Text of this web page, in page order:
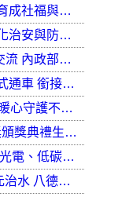
高架橋下的庇護餐廳 育成社福與建築師共創都市再生典範，打造最美的庇護工場
淡水守望相助訓練 強化治安與防衛韌性
智慧節能技術跨領域交流 內政部攜手產官學加速建築淨零轉型
臺南北外環聯絡道 正式通車 銜接樹谷園區 完善南科聯外路網
替代役役路相伴 15年暖心守護不停歇，攜手走出溫暖與希望
亞太BIO健康生技大獎頒獎典禮生技健康產業榮耀盛會
2026淨零城市展 立面光電、低碳社宅齊登場 內政部攜手產業走入生活場域 共築2050淨零願景
中央挹注桃園5.11億元治水 八德區大仁滯洪池今啟用 守護龜山產業園區6千億產值 保障3.5萬居民安全